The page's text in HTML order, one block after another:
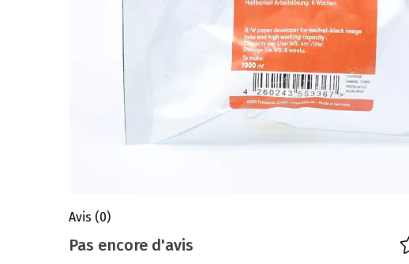
Avis (0)
Pas encore d'avis